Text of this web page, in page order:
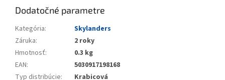
Dodatočné parametre
Kategória:
Skylanders
Záruka:
2 roky
Hmotnosť:
0.3 kg
EAN:
5030917198168
Typ distribúcie:
Krabicová